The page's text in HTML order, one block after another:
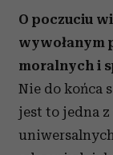
O poczuciu
wywołanym
moralnych i
Nie do końca
jest to jedna